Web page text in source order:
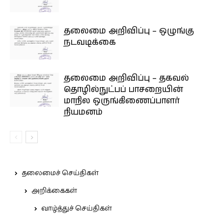
தலைமை அறிவிப்பு – ஒழுங்கு
நடவடிக்கை
தலைமை அறிவிப்பு – தகவல்
தொழில்நுட்பப் பாசறையின்
மாநில ஒருங்கிணைப்பாளர்
நியமனம்
தலைமைச் செய்திகள்
அறிக்கைகள்
வாழ்த்துச் செய்திகள்